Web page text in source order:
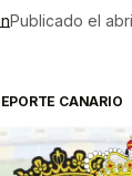
Publicado el
CANARIO